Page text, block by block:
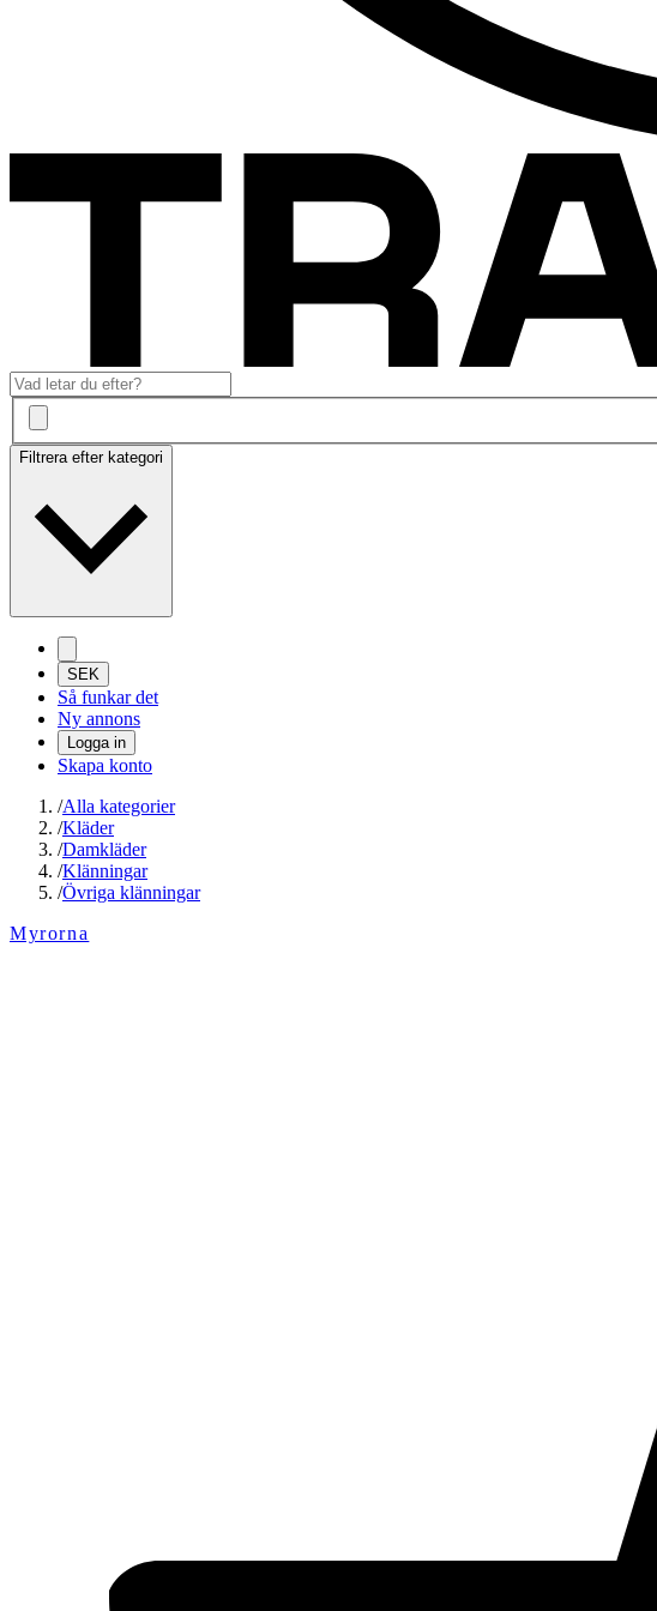
Filtrera efter kategori
SEK
Så funkar det
Ny annons
Logga in
Skapa konto
/Alla kategorier
/Kläder
/Damkläder
/Klänningar
/Övriga klänningar
Myrorna